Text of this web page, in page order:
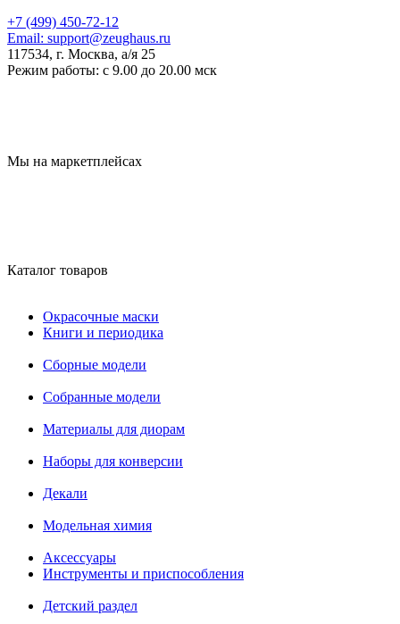
+7 (499) 450-72-12
Email: support@zeughaus.ru
117534, г. Москва, а/я 25
Режим работы: с 9.00 до 20.00 мск
Мы на маркетплейсах
Каталог товаров
Окрасочные маски
Книги и периодика
Сборные модели
Собранные модели
Материалы для диорам
Наборы для конверсии
Декали
Модельная химия
Аксессуары
Инструменты и приспособления
Детский раздел